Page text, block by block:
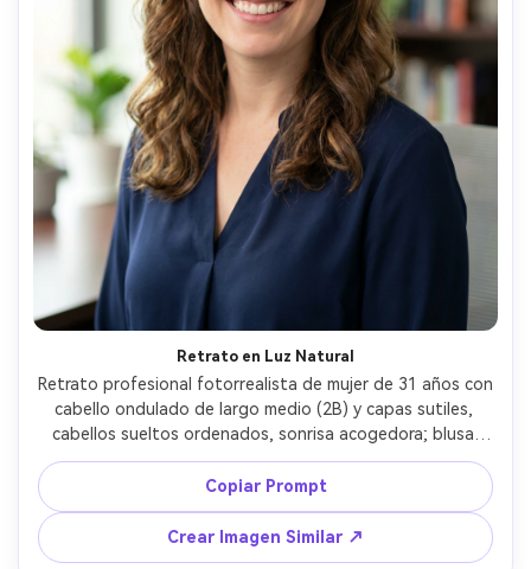
Retrato en Luz Natural
Retrato profesional fotorrealista de mujer de 31 años con
cabello ondulado de largo medio (2B) y capas sutiles,
cabellos sueltos ordenados, sonrisa acogedora; blusa
azul marino y pequeños pendientes; fondo interior
neutro difuminado; luz de ventana brillante y relleno
reflector, tonos de piel uniformes; Sony A7IV, 85mm f/2,
bokeh limpio; encuadre cejas-hombros, nivel de ojos;
ambiente: confiable y pulido; piel fotorrealista, textura
Copiar Prompt
Crear Imagen Similar ↗